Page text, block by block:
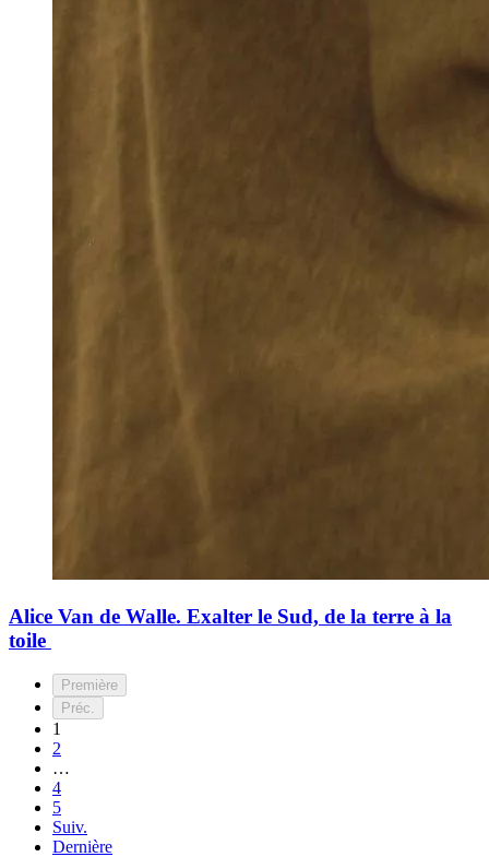
Alice Van de Walle. Exalter le Sud, de la terre à la
toile
Première
Préc.
1
2
…
4
5
Suiv.
Dernière